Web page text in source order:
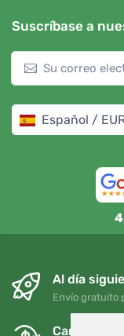
Suscríbase a
Español /
Al día
Envío gratuito
Cambios y